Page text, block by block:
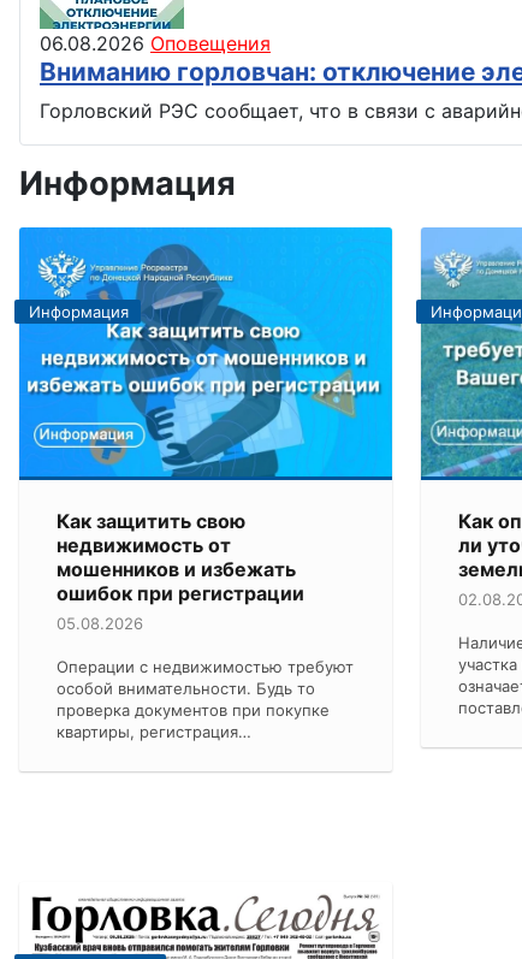
06.08.2026 Оповещения
Вниманию горловчан: отключение
Горловский РЭС сообщает, что в связи с
Информация
Информация
Как защитить свою
недвижимость от
мошенников и избежать
ошибок при регистрации
05.08.2026
Операции с недвижимостью требуют
особой внимательности. Будь то
проверка документов при покупке
квартиры, регистрация…
Как
ли